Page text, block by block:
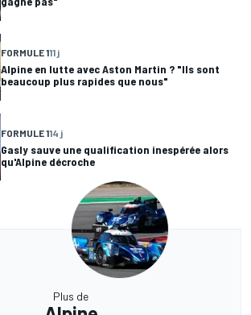
FORMULE 111 j
Alpine en lutte avec Aston Martin ? "Ils sont
beaucoup plus rapides que nous"
FORMULE 114 j
Gasly sauve une qualification inespérée alors
qu'Alpine décroche
Plus de